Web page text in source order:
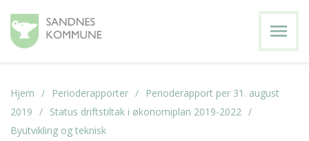
menu
Hjem Perioderapporter
Perioderapport per 31. august
2019
Status driftstiltak i økonomiplan 2019-2022
Byutvikling og teknisk